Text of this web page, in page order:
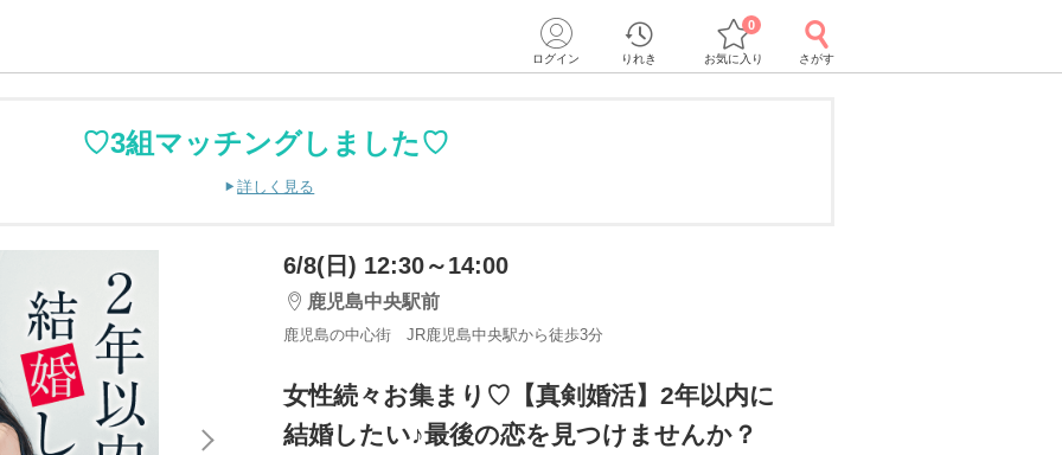
ログイン りれき お気に入り
0
さがす
♡3組マッチングしました♡
詳しく見る
6/8(日) 12:30～14:00
鹿児島中央駅前
鹿児島の中心街 JR鹿児島中央駅から徒歩3分
女性続々お集まり♡【真剣婚活】2年以内に
結婚したい♪最後の恋を見つけませんか？